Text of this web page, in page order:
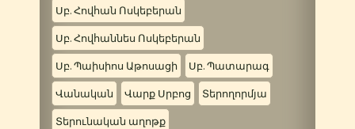
Սբ. Հովհան Ոսկեբերան
Սբ. Հովհաննես Ոսկեբերան
Սբ. Պաիսիոս Աթոսացի Սբ. Պատարագ
Վանական Վարք Սրբոց Տերողորմյա
Տերունական աղոթք